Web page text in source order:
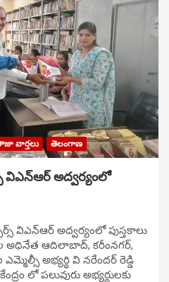
వార్తలు తెలంగాణ
విఎన్ఆర్ అద్వర్యంలో
విఎన్ఆర్ అద్వర్యంలో పుస్తకాలు
అధినేత ఆదిలాబాద్, కరీంనగర్,
అభ్యర్థి వి నరేందర్ రెడ్డి
లో పలువురు అభ్యర్థులకు